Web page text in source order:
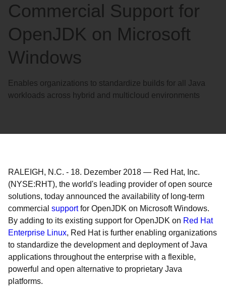
Commercial Support for
OpenJDK on Microsoft
Windows
Enables organizations to standardize builds for all Java
workloads across hybrid and multicloud environments
RALEIGH, N.C. - 18. Dezember 2018 — Red Hat, Inc.
(NYSE:RHT), the world's leading provider of open source
solutions, today announced the availability of long-term
commercial supportfor OpenJDK on Microsoft Windows.
By adding to its existing support for OpenJDK on Red Hat
Enterprise Linux, Red Hat is further enabling organizations
to standardize the development and deployment of Java
applications throughout the enterprise with a flexible,
powerful and open alternative to proprietary Java
platforms.